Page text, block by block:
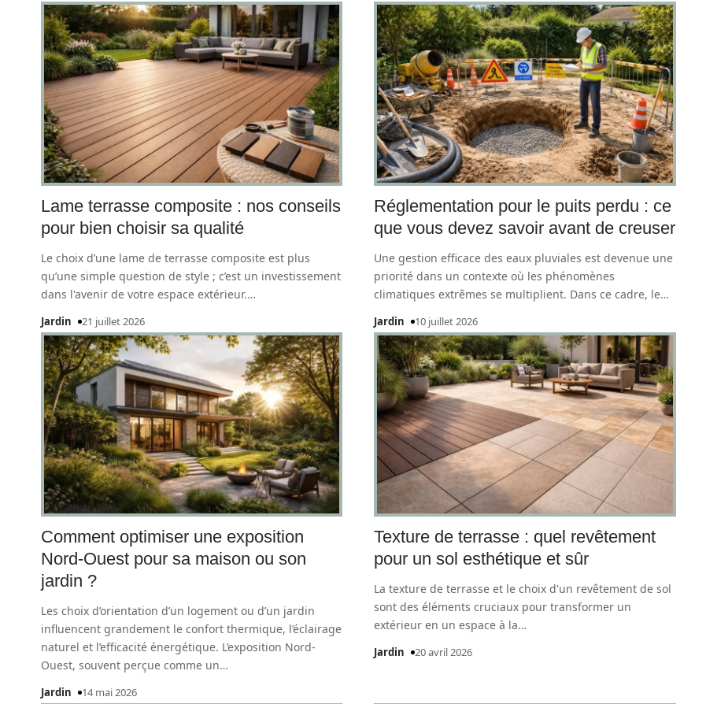
Lame terrasse composite : nos conseils
pour bien choisir sa qualité
Le choix d’une lame de terrasse composite est plus
qu’une simple question de style ; c’est un investissement
dans l'avenir de votre espace extérieur.…
Jardin 21 juillet 2026
Réglementation pour le puits perdu : ce
que vous devez savoir avant de creuser
Une gestion efficace des eaux pluviales est devenue une
priorité dans un contexte où les phénomènes
climatiques extrêmes se multiplient. Dans ce cadre, le…
Jardin 10 juillet 2026
Comment optimiser une exposition
Nord-Ouest pour sa maison ou son
jardin ?
Les choix d’orientation d’un logement ou d’un jardin
influencent grandement le confort thermique, l’éclairage
naturel et l’efficacité énergétique. L’exposition Nord-
Ouest, souvent perçue comme un…
Jardin 14 mai 2026
Texture de terrasse : quel revêtement
pour un sol esthétique et sûr
La texture de terrasse et le choix d'un revêtement de sol
sont des éléments cruciaux pour transformer un
extérieur en un espace à la…
Jardin 20 avril 2026